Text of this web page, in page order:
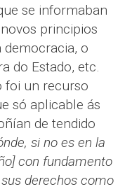
se informaban
principios
democracia, o
do Estado, etc.
foi un recurso
só aplicable ás
de tendido
si no es en la
con fundamento
derechos como